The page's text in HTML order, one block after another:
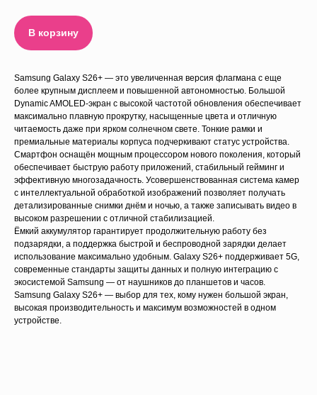
В корзину
Samsung Galaxy S26+ — это увеличенная версия флагмана с еще
более крупным дисплеем и повышенной автономностью. Большой
Dynamic AMOLED-экран с высокой частотой обновления обеспечивает
максимально плавную прокрутку, насыщенные цвета и отличную
читаемость даже при ярком солнечном свете. Тонкие рамки и
премиальные материалы корпуса подчеркивают статус устройства.
Смартфон оснащён мощным процессором нового поколения, который
обеспечивает быструю работу приложений, стабильный гейминг и
эффективную многозадачность. Усовершенствованная система камер
с интеллектуальной обработкой изображений позволяет получать
детализированные снимки днём и ночью, а также записывать видео в
высоком разрешении с отличной стабилизацией.
Ёмкий аккумулятор гарантирует продолжительную работу без
подзарядки, а поддержка быстрой и беспроводной зарядки делает
использование максимально удобным. Galaxy S26+ поддерживает 5G,
современные стандарты защиты данных и полную интеграцию с
экосистемой Samsung — от наушников до планшетов и часов.
Samsung Galaxy S26+ — выбор для тех, кому нужен большой экран,
высокая производительность и максимум возможностей в одном
устройстве.
Для данного товара доступны
рассрочка и кредит
Свяжитесь с нами и узнайте
подробные условия